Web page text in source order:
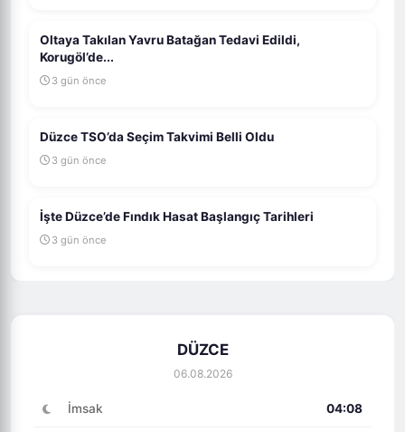
Oltaya Takılan Yavru Batağan Tedavi Edildi,
Korugöl’de...
3 gün önce
Düzce TSO’da Seçim Takvimi Belli Oldu
3 gün önce
İşte Düzce’de Fındık Hasat Başlangıç Tarihleri
3 gün önce
DÜZCE
06.08.2026
İmsak 04:08